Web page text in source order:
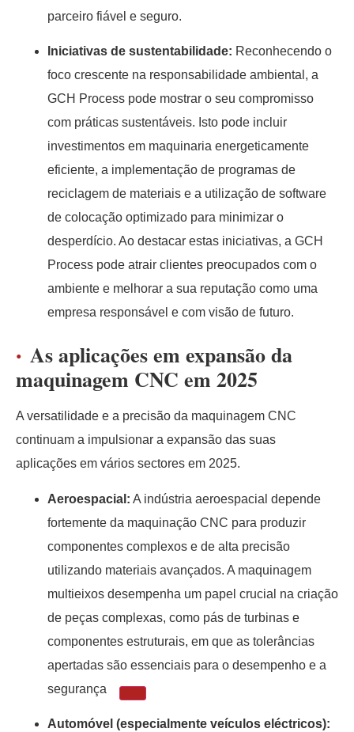
parceiro fiável e seguro.
Iniciativas de sustentabilidade: Reconhecendo o
foco crescente na responsabilidade ambiental, a
GCH Process pode mostrar o seu compromisso
com práticas sustentáveis. Isto pode incluir
investimentos em maquinaria energeticamente
eficiente, a implementação de programas de
reciclagem de materiais e a utilização de software
de colocação optimizado para minimizar o
desperdício. Ao destacar estas iniciativas, a GCH
Process pode atrair clientes preocupados com o
ambiente e melhorar a sua reputação como uma
empresa responsável e com visão de futuro.
As aplicações em expansão da
maquinagem CNC em 2025
A versatilidade e a precisão da maquinagem CNC
continuam a impulsionar a expansão das suas
aplicações em vários sectores em 2025.
Aeroespacial: A indústria aeroespacial depende
fortemente da maquinação CNC para produzir
componentes complexos e de alta precisão
utilizando materiais avançados. A maquinagem
multieixos desempenha um papel crucial na criação
de peças complexas, como pás de turbinas e
componentes estruturais, em que as tolerâncias
apertadas são essenciais para o desempenho e a
segurança
Automóvel (especialmente veículos eléctricos):